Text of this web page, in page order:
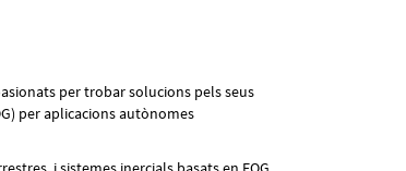
per trobar solucions pels seus
per aplicacions autònomes